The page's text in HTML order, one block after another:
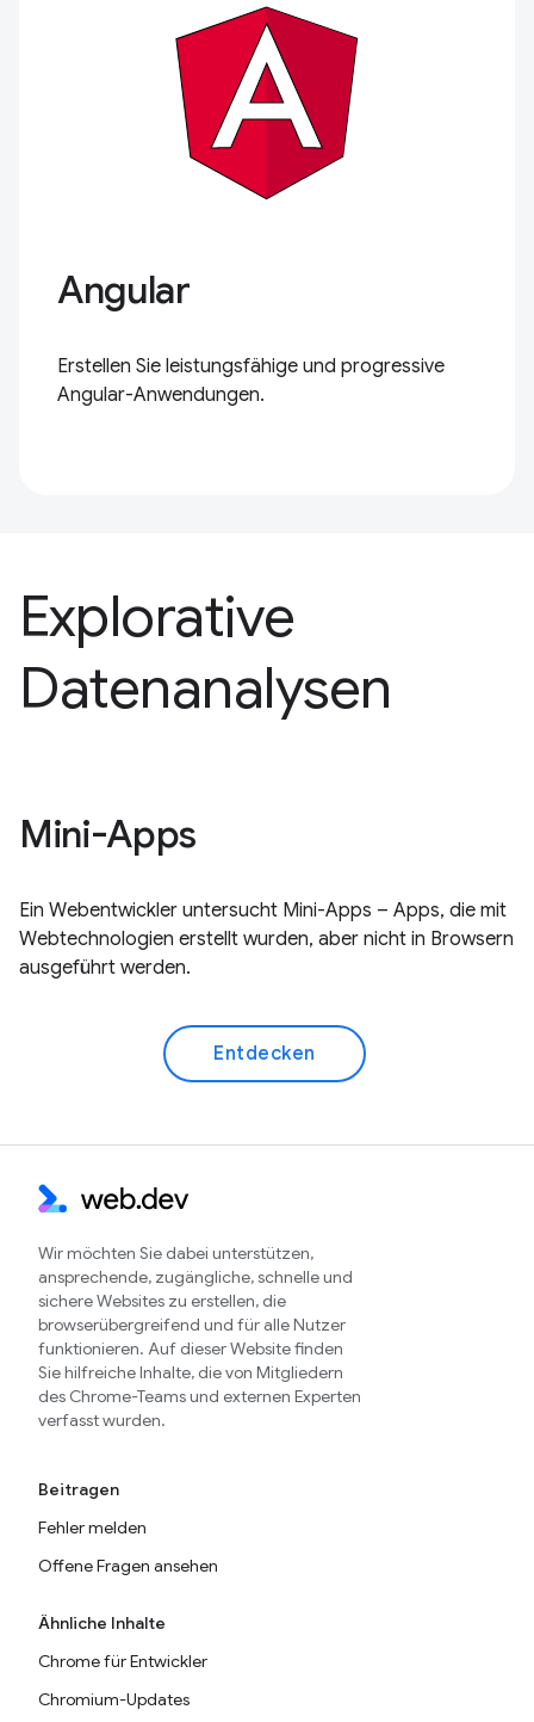
Angular
Erstellen Sie leistungsfähige und progressive
Angular-Anwendungen.
Explorative
Datenanalysen
Mini-Apps
Ein Webentwickler untersucht Mini-Apps – Apps, die mit
Webtechnologien erstellt wurden, aber nicht in Browsern
ausgeführt werden.
Entdecken
Wir möchten Sie dabei unterstützen,
ansprechende, zugängliche, schnelle und
sichere Websites zu erstellen, die
browserübergreifend und für alle Nutzer
funktionieren. Auf dieser Website finden
Sie hilfreiche Inhalte, die von Mitgliedern
des Chrome-Teams und externen Experten
verfasst wurden.
Beitragen
Fehler melden
Offene Fragen ansehen
Ähnliche Inhalte
Chrome für Entwickler
Chromium-Updates